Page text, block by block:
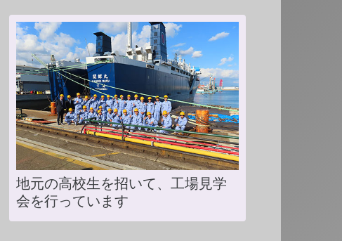
地元の高校生を招いて、工場見学
会を行っています